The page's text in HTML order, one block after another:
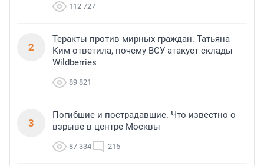
112 727
2
Теракты против мирных граждан. Татьяна
Ким ответила, почему ВСУ атакует склады
Wildberries
89 821
3
Погибшие и пострадавшие. Что известно о
взрыве в центре Москвы
87 334 216